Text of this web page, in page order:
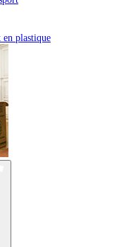
en plastique